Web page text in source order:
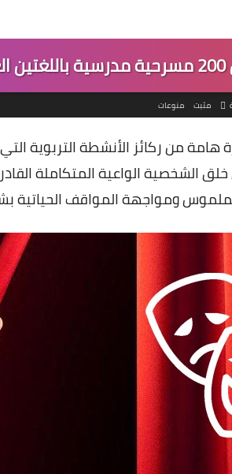
مثبت منوعات
هامة من ركائز الأنشطة التربوية
خلق الشخصية الواعية المتكاملة
ومواجهة المواقف الحياتية